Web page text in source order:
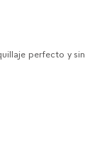
perfecto y sin